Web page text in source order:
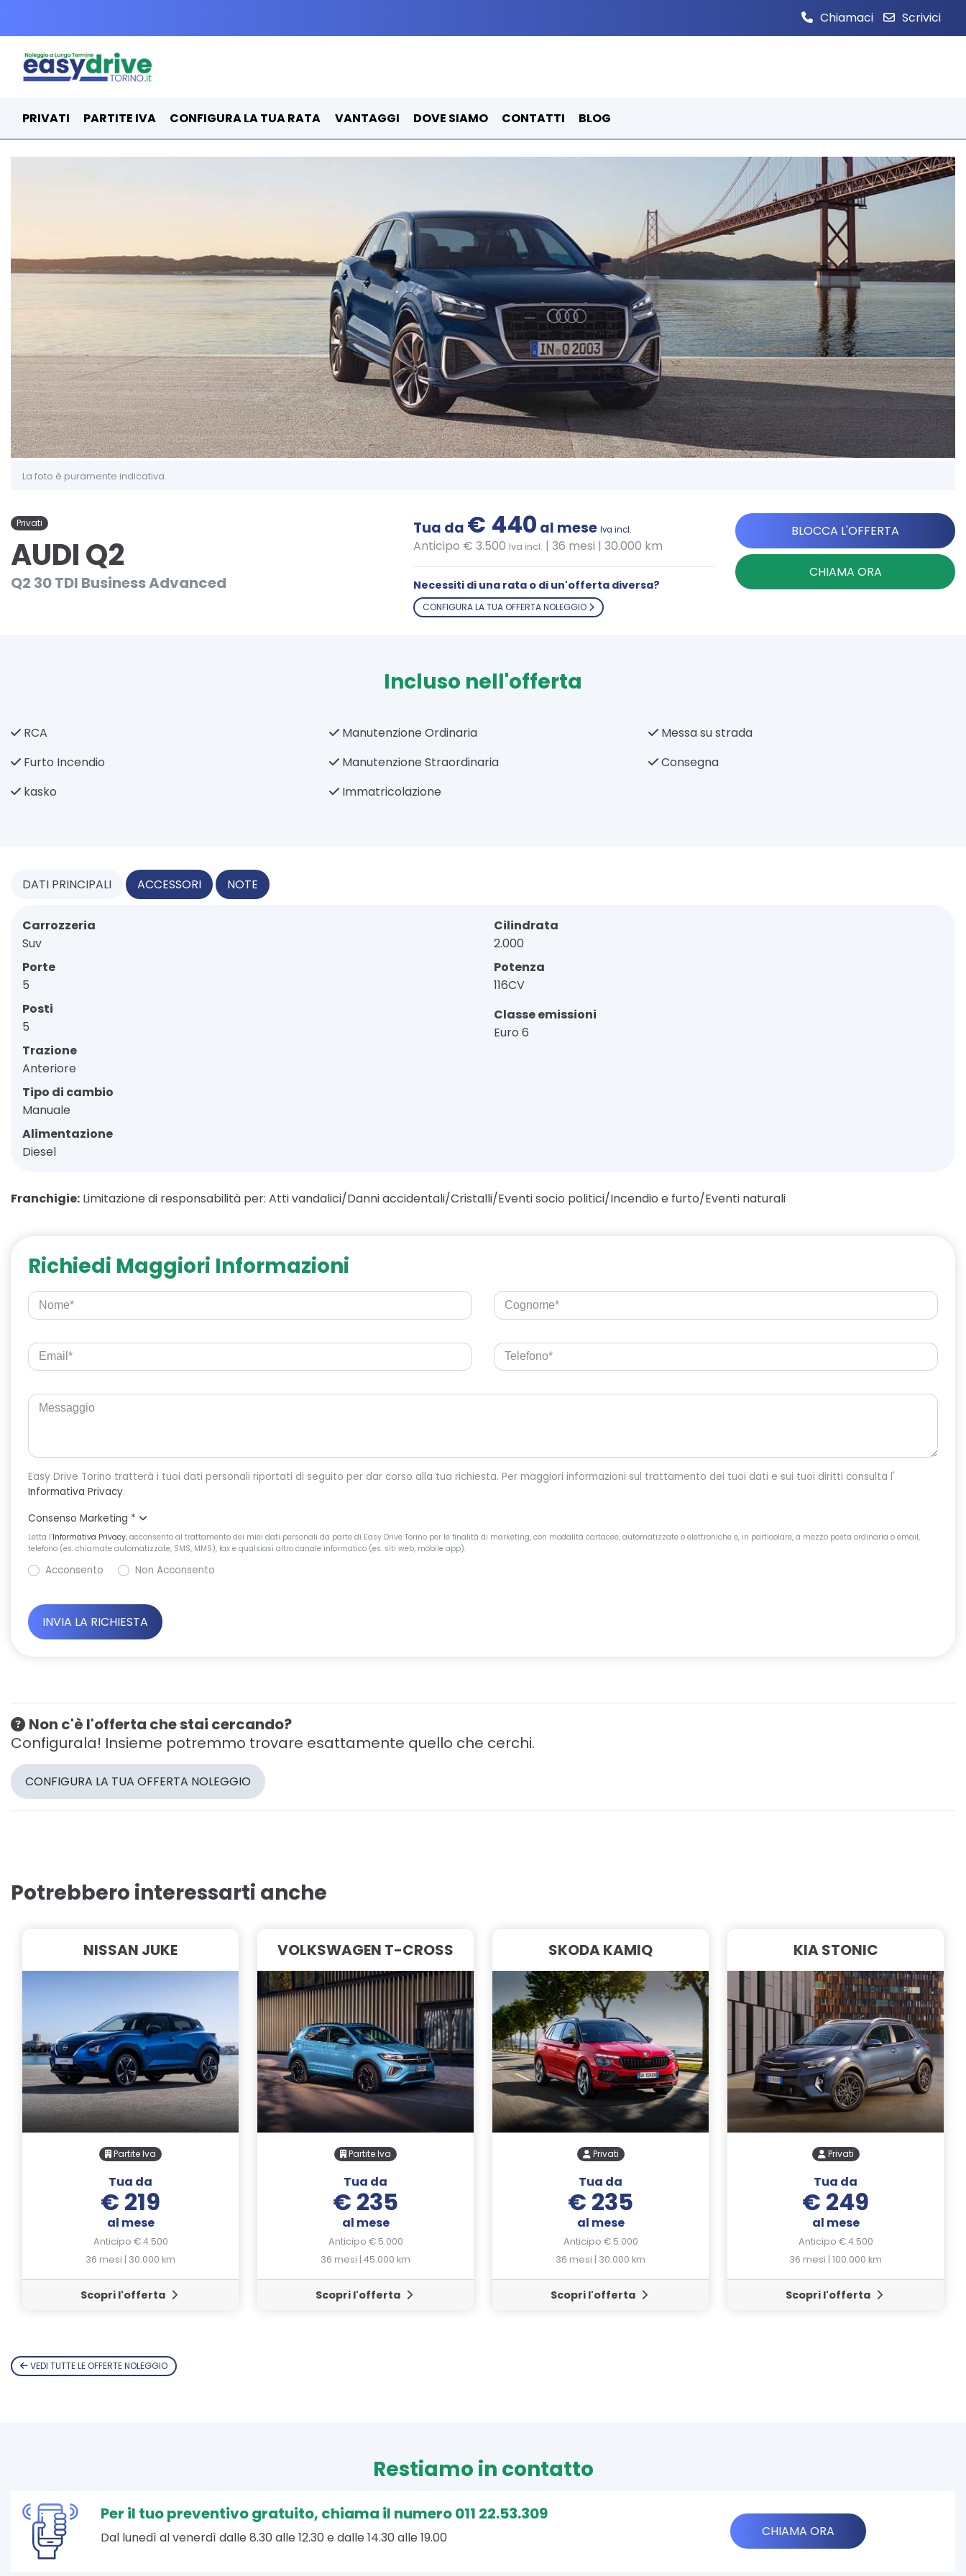
Chiamaci Scrivici
PRIVATI PARTITE IVA CONFIGURA LA TUA RATA VANTAGGI DOVE SIAMO CONTATTI BLOG
La foto è puramente indicativa.
Privati
AUDI Q2
Q2 30 TDI Business Advanced
Tua da € 440 al mese Iva incl.
Anticipo € 3.500 Iva incl. | 36 mesi | 30.000 km
Necessiti di una rata o di un'offerta diversa?
CONFIGURA LA TUA OFFERTA NOLEGGIO
BLOCCA L'OFFERTA
CHIAMA ORA
Incluso nell'offerta
RCA
Furto Incendio
kasko
Manutenzione Ordinaria
Manutenzione Straordinaria
Immatricolazione
Messa su strada
Consegna
DATI PRINCIPALI ACCESSORI NOTE
Carrozzeria
Suv
Porte
5
Posti
5
Trazione
Anteriore
Tipo di cambio
Manuale
Alimentazione
Diesel
Cilindrata
2.000
Potenza
116CV
Classe emissioni
Euro 6
Franchigie: Limitazione di responsabilità per: Atti vandalici/Danni accidentali/Cristalli/Eventi socio politici/Incendio e furto/Eventi naturali
Richiedi Maggiori Informazioni
Easy Drive Torino tratterà i tuoi dati personali riportati di seguito per dar corso alla tua richiesta. Per maggiori informazioni sul trattamento dei tuoi dati e sui tuoi diritti consulta l'
Informativa Privacy.
Consenso Marketing *
Letta l’Informativa Privacy, acconsento al trattamento dei miei dati personali da parte di Easy Drive Torino per le finalità di marketing, con modalità cartacee, automatizzate o elettroniche e, in particolare, a mezzo posta ordinaria o email,
telefono (es. chiamate automatizzate, SMS, MMS), fax e qualsiasi altro canale informatico (es. siti web, mobile app).
Acconsento Non Acconsento
Non c'è l'offerta che stai cercando?
Configurala! Insieme potremmo trovare esattamente quello che cerchi.
CONFIGURA LA TUA OFFERTA NOLEGGIO
Potrebbero interessarti anche
NISSAN JUKE
Partite Iva
Tua da
€ 219
al mese
Anticipo € 4.500
36 mesi | 30.000 km
Scopri l'offerta
VOLKSWAGEN T-CROSS
Partite Iva
Tua da
€ 235
al mese
Anticipo € 5.000
36 mesi | 45.000 km
Scopri l'offerta
SKODA KAMIQ
Privati
Tua da
€ 235
al mese
Anticipo € 5.000
36 mesi | 30.000 km
Scopri l'offerta
KIA STONIC
Privati
Tua da
€ 249
al mese
Anticipo € 4.500
36 mesi | 100.000 km
Scopri l'offerta
VEDI TUTTE LE OFFERTE NOLEGGIO
Restiamo in contatto
Per il tuo preventivo gratuito, chiama il numero 011 22.53.309
Dal lunedì al venerdì dalle 8.30 alle 12.30 e dalle 14.30 alle 19.00 CHIAMA ORA